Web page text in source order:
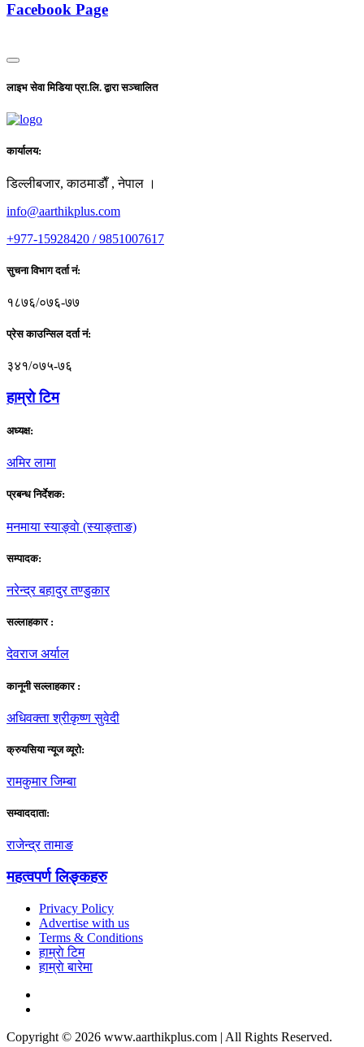
Facebook Page
लाइभ सेवा मिडिया प्रा.लि. द्वारा सञ्चालित
कार्यालय:
डिल्लीबजार, काठमाडाैँ , नेपाल ।
info@aarthikplus.com
+977-15928420 / 9851007617
सुचना विभाग दर्ता नं:
१८७६/०७६-७७
प्रेस काउन्सिल दर्ता नं:
३४१/०७५-७६
हाम्राे टिम
अध्यक्ष:
अमिर लामा
प्रबन्ध निर्देशक:
मनमाया स्याङ्वाे (स्याङ्ताङ)
सम्पादक:
नरेन्द्र बहादुर तण्डुकार
सल्लाहकार :
देवराज अर्याल
कानूनी सल्लाहकार :
अधिवक्ता श्रीकृष्ण सुवेदी
क्रुयसिया न्यूज व्यूराे:
रामकुमार जिम्बा
सम्वाददाता:
राजेन्द्र तामाङ
महत्वपर्ण लिङ्कहरु
Privacy Policy
Advertise with us
Terms & Conditions
हाम्राे टिम
हाम्राे बारेमा
Copyright © 2026 www.aarthikplus.com | All Rights Reserved.